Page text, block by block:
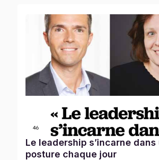
Le leadership s’incarne dans
posture chaque jour